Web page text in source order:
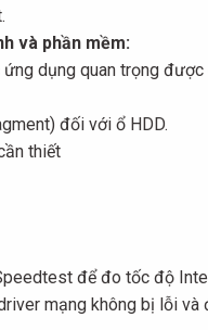
và phần mềm:
dụng quan trọng được
đối với ổ HDD.
thiết
để đo tốc độ
mạng không bị lỗi và